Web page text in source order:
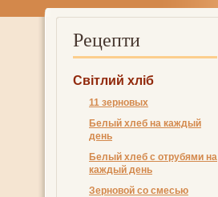
Рецепти
Світлий хліб
11 зерновых
Белый хлеб на каждый
день
Белый хлеб с отрубями на
каждый день
Зерновой со смесью